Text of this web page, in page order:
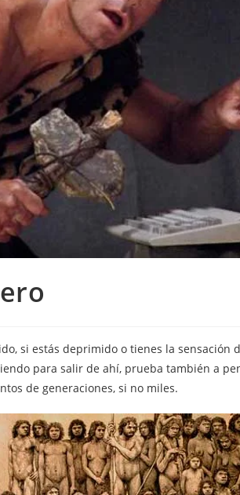
si estás deprimido o tienes la sensación
para salir de ahí, prueba también a
de generaciones, si no miles.